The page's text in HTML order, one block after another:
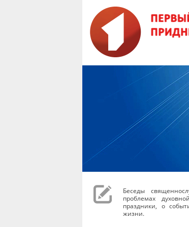
Беседы
проблемах
праздники, о
жизни.